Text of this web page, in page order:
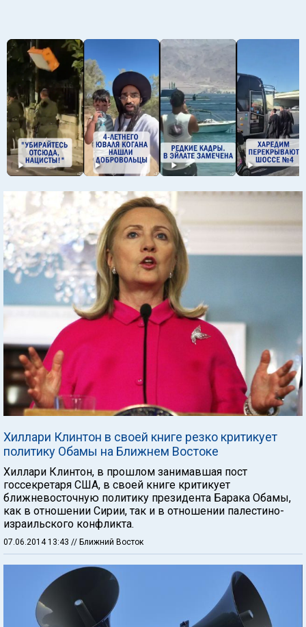
Хиллари Клинтон в своей книге резко критикует
политику Обамы на Ближнем Востоке
Хиллари Клинтон, в прошлом занимавшая пост
госсекретаря США, в своей книге критикует
ближневосточную политику президента Барака Обамы,
как в отношении Сирии, так и в отношении палестино-
израильского конфликта.
07.06.2014 13:43 // Ближний Восток